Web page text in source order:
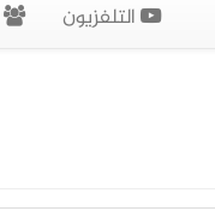
التلفزيون